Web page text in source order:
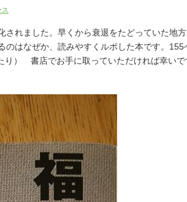
ス
されました。早くから衰退をたどっていた地
のはなぜか、読みやすくルポした本です。
） 書店でお手に取っていただければ幸いで